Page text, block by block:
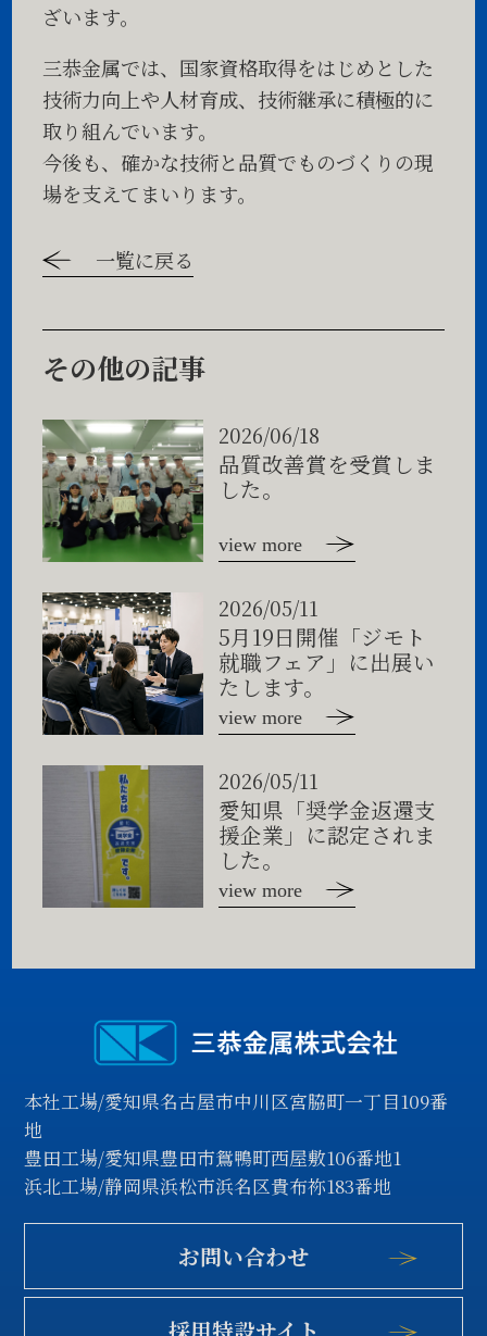
ざいます。
三恭金属では、国家資格取得をはじめとした
技術力向上や人材育成、技術継承に積極的に
取り組んでいます。
今後も、確かな技術と品質でものづくりの現
場を支えてまいります。
一覧に戻る
その他の記事
2026/06/18
品質改善賞を受賞しま
した。
view more
2026/05/11
5月19日開催「ジモト
就職フェア」に出展い
たします。
view more
2026/05/11
愛知県「奨学金返還支
援企業」に認定されま
した。
view more
本社工場/愛知県名古屋市中川区宮脇町一丁目109番
地
豊田工場/愛知県豊田市鴛鴨町西屋敷106番地1
浜北工場/静岡県浜松市浜名区貴布祢183番地
お問い合わせ